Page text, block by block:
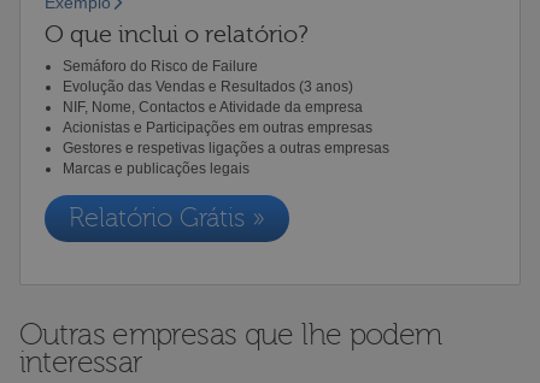
O que inclui o relatório?
Semáforo do Risco de Failure
Evolução das Vendas e Resultados (3 anos)
NIF, Nome, Contactos e Atividade da empresa
Acionistas e Participações em outras empresas
Gestores e respetivas ligações a outras empresas
Marcas e publicações legais
Relatório Grátis »
Outras empresas que lhe podem
interessar